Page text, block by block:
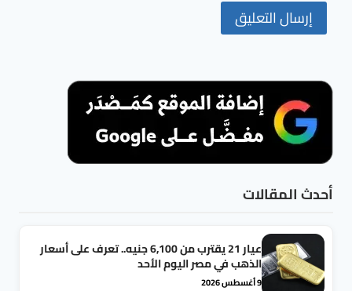
أحدث المقالات
عيار 21 يقترب من 6,100 جنيه.. تعرف على أسعار
الذهب في مصر اليوم الأحد
9 أغسطس 2026